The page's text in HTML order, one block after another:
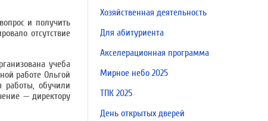
и получить
отсутствие
учеба
работе Ольгой
работы, обучили
— директору
Хозяйственная деятельность
Для абитуриента
Акселерационная программа
Мирное небо 2025
ТПК 2025
День открытых дверей